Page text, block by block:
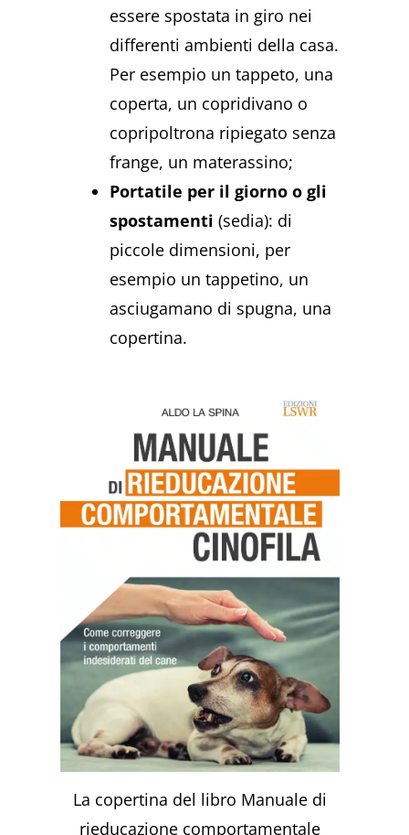
essere spostata in giro nei
differenti ambienti della casa.
Per esempio un tappeto, una
coperta, un copridivano o
copripoltrona ripiegato senza
frange, un materassino;
Portatile per il giorno o gli
spostamenti (sedia): di
piccole dimensioni, per
esempio un tappetino, un
asciugamano di spugna, una
copertina.
La copertina del libro Manuale di
rieducazione comportamentale